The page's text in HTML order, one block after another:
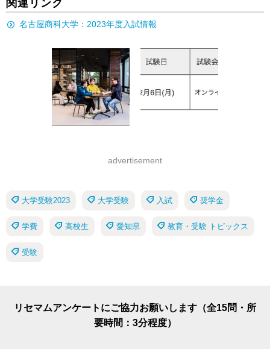
名古屋商科大学：2023年度入試情報
advertisement
大学受験2023 大学受験 入試 奨学金
学費 高校生 愛知県 教育・受験 トピックス
受験
リセマムアンケートにご協力お願いします（全15問・所
要時間：3分程度）